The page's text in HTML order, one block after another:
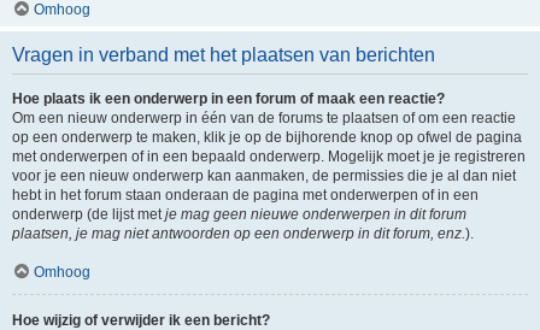
Omhoog
Vragen in verband met het plaatsen van berichten
Hoe plaats ik een onderwerp in een forum of maak een reactie?
Om een nieuw onderwerp in één van de forums te plaatsen of om een reactie
op een onderwerp te maken, klik je op de bijhorende knop op ofwel de pagina
met onderwerpen of in een bepaald onderwerp. Mogelijk moet je je registreren
voor je een nieuw onderwerp kan aanmaken, de permissies die je al dan niet
hebt in het forum staan onderaan de pagina met onderwerpen of in een
onderwerp (de lijst metje mag geen nieuwe onderwerpen in dit forum
plaatsen, je mag niet antwoorden op een onderwerp in dit forum, enz.).
Omhoog
Hoe wijzig of verwijder ik een bericht?